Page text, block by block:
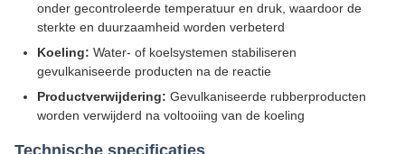
onder gecontroleerde temperatuur en druk, waardoor de
sterkte en duurzaamheid worden verbeterd
Koeling: Water- of koelsystemen stabiliseren
gevulkaniseerde producten na de reactie
Productverwijdering: Gevulkaniseerde rubberproducten
worden verwijderd na voltooiing van de koeling
Technische specificaties